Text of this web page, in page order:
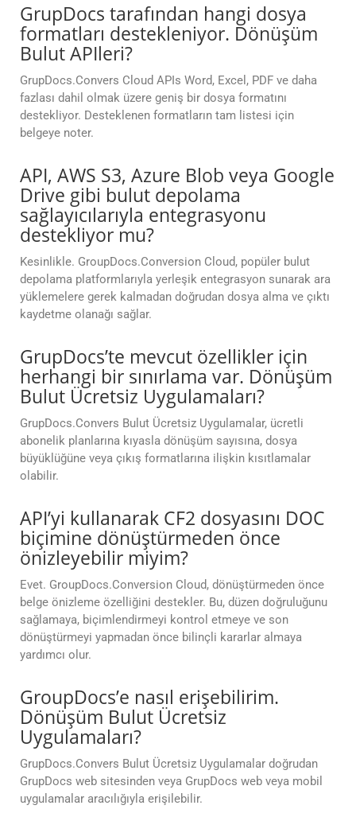
GrupDocs tarafından hangi dosya
formatları destekleniyor. Dönüşüm
Bulut APIleri?
GrupDocs.Convers Cloud APIs Word, Excel, PDF ve daha
fazlası dahil olmak üzere geniş bir dosya formatını
destekliyor. Desteklenen formatların tam listesi için
belgeye noter.
API, AWS S3, Azure Blob veya Google
Drive gibi bulut depolama
sağlayıcılarıyla entegrasyonu
destekliyor mu?
Kesinlikle. GroupDocs.Conversion Cloud, popüler bulut
depolama platformlarıyla yerleşik entegrasyon sunarak ara
yüklemelere gerek kalmadan doğrudan dosya alma ve çıktı
kaydetme olanağı sağlar.
GrupDocs’te mevcut özellikler için
herhangi bir sınırlama var. Dönüşüm
Bulut Ücretsiz Uygulamaları?
GrupDocs.Convers Bulut Ücretsiz Uygulamalar, ücretli
abonelik planlarına kıyasla dönüşüm sayısına, dosya
büyüklüğüne veya çıkış formatlarına ilişkin kısıtlamalar
olabilir.
API’yi kullanarak CF2 dosyasını DOC
biçimine dönüştürmeden önce
önizleyebilir miyim?
Evet. GroupDocs.Conversion Cloud, dönüştürmeden önce
belge önizleme özelliğini destekler. Bu, düzen doğruluğunu
sağlamaya, biçimlendirmeyi kontrol etmeye ve son
dönüştürmeyi yapmadan önce bilinçli kararlar almaya
yardımcı olur.
GroupDocs’e nasıl erişebilirim.
Dönüşüm Bulut Ücretsiz
Uygulamaları?
GrupDocs.Convers Bulut Ücretsiz Uygulamalar doğrudan
GrupDocs web sitesinden veya GrupDocs web veya mobil
uygulamalar aracılığıyla erişilebilir.